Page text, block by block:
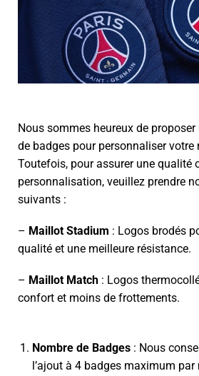
Nous sommes heureux de
de badges pour personnaliser
Toutefois, pour assurer une qualité
personnalisation, veuillez prendre
suivants :
– Maillot Stadium : Logos brodés
qualité et une meilleure résistance.
– Maillot Match : Logos
confort et moins de frottements.
Nombre de Badges : Nous
l’ajout à 4 badges maximum